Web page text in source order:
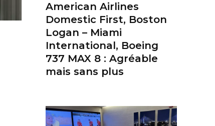
American Airlines
Domestic First, Boston
Logan – Miami
International, Boeing
737 MAX 8 : Agréable
mais sans plus